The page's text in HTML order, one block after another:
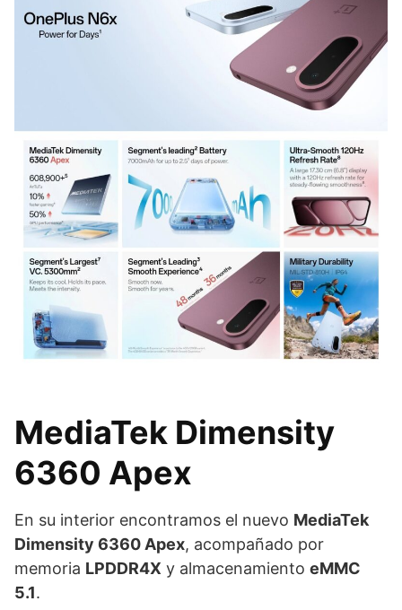
MediaTek Dimensity
6360 Apex
En su interior encontramos el nuevo MediaTek
Dimensity 6360 Apex, acompañado por
memoria LPDDR4X y almacenamiento eMMC
5.1.